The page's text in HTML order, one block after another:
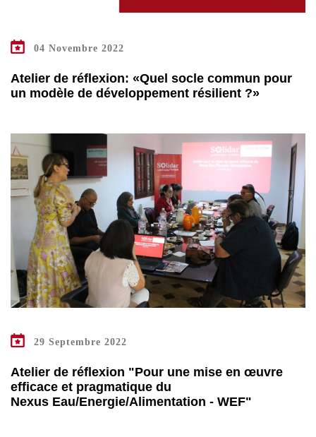
04 Novembre 2022
Atelier de réflexion: «Quel socle commun pour
un modèle de développement résilient ?»
29 Septembre 2022
Atelier de réflexion "Pour une mise en œuvre
efficace et pragmatique du
Nexus Eau/Energie/Alimentation - WEF"